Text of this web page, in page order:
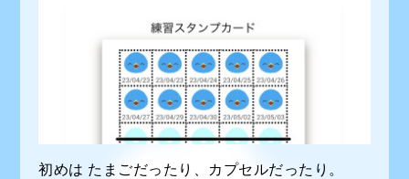
初めは たまごだったり、カプセルだったり。